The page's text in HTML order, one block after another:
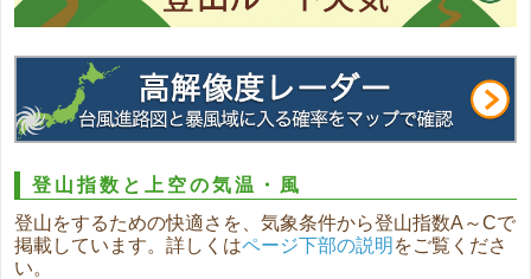
登山指数と上空の気温・風
登山をするための快適さを、気象条件から登山指数A～Cで
掲載しています。詳しくはページ下部の説明 をご覧くださ
い。